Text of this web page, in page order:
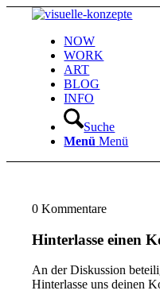
NOW
WORK
ART
BLOG
INFO
Suche
Menü Menü
0 Kommentare
Hinterlasse einen
An der Diskussion
Hinterlasse uns deinen